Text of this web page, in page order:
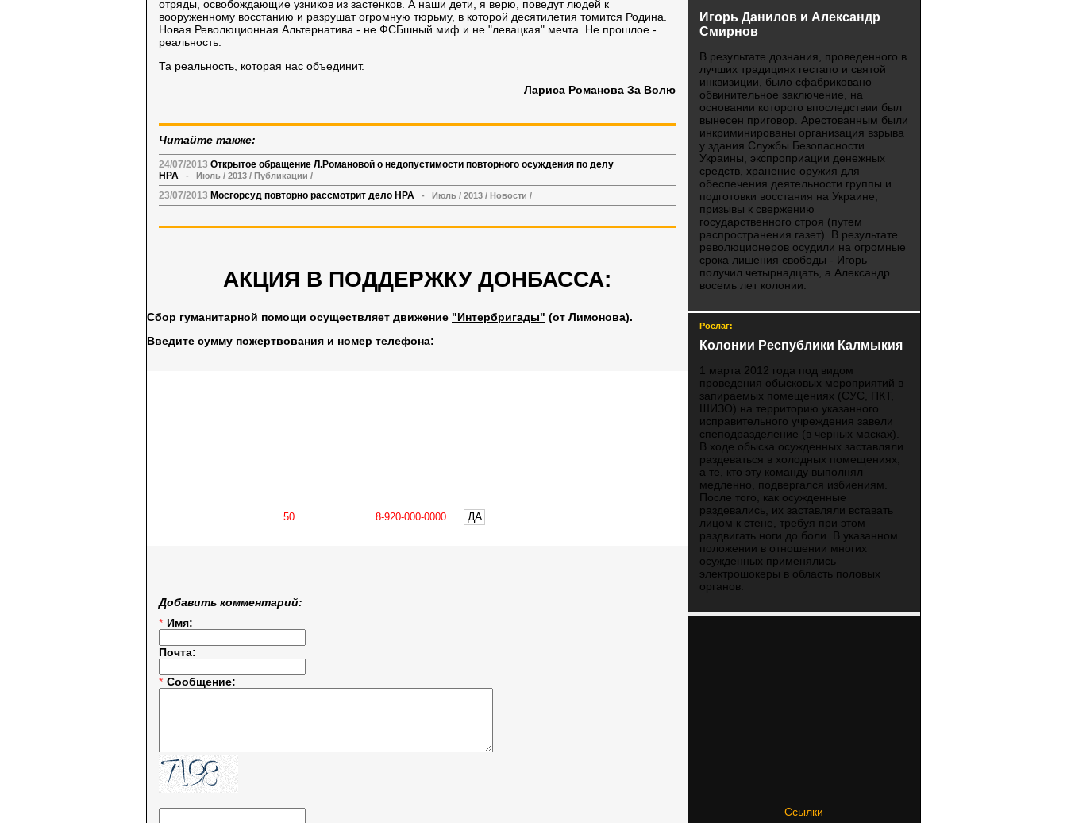
отряды, освобождающие узников из застенков. А наши дети, я верю, поведут людей к
вооруженному восстанию и разрушат огромную тюрьму, в которой десятилетия томится Родина.
Новая Революционная Альтернатива - не ФСБшный миф и не "левацкая" мечта. Не прошлое -
реальность.
Та реальность, которая нас объединит.
Лариса Романова За Волю
Читайте также:
24/07/2013 Открытое обращение Л.Романовой о недопустимости повторного осуждения по делу
НРА - Июль / 2013 / Публикации /
23/07/2013 Мосгорсуд повторно рассмотрит дело НРА - Июль / 2013 / Новости /
АКЦИЯ В ПОДДЕРЖКУ ДОНБАССА:
Сбор гуманитарной помощи осуществляет движение "Интербригады" (от Лимонова).
Введите сумму пожертвования и номер телефона:
ДА
Добавить комментарий:
* Имя:
Почта:
* Сообщение:
Игорь Данилов и Александр
Смирнов
В результате дознания, проведенного в
лучших традициях гестапо и святой
инквизиции, было сфабриковано
обвинительное заключение, на
основании которого впоследствии был
вынесен приговор. Арестованным были
инкриминированы организация взрыва
у здания Службы Безопасности
Украины, экспроприации денежных
средств, хранение оружия для
обеспечения деятельности группы и
подготовки восстания на Украине,
призывы к свержению
государственного строя (путем
распространения газет). В результате
революционеров осудили на огромные
срока лишения свободы - Игорь
получил четырнадцать, а Александр
восемь лет колонии.
Рослаг:
Колонии Республики Калмыкия
1 марта 2012 года под видом
проведения обысковых мероприятий в
запираемых помещениях (СУС, ПКТ,
ШИЗО) на территорию указанного
исправительного учреждения завели
спеподразделение (в черных масках).
В ходе обыска осужденных заставляли
раздеваться в холодных помещениях,
а те, кто эту команду выполнял
медленно, подвергался избиениям.
После того, как осужденные
раздевались, их заставляли вставать
лицом к стене, требуя при этом
раздвигать ноги до боли. В указанном
положении в отношении многих
осужденных применялись
электрошокеры в область половых
органов.
Ссылки